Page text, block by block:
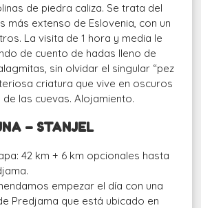
de piedra caliza. Se trata del
más extenso de Eslovenia, con un
La visita de 1 hora y media le
de cuento de hadas lleno de
sin olvidar el singular “pez
criatura que vive en oscuros
las cuevas. Alojamiento.
– STANJEL
42 km + 6 km opcionales hasta
empezar el día con una
Predjama que está ubicado en